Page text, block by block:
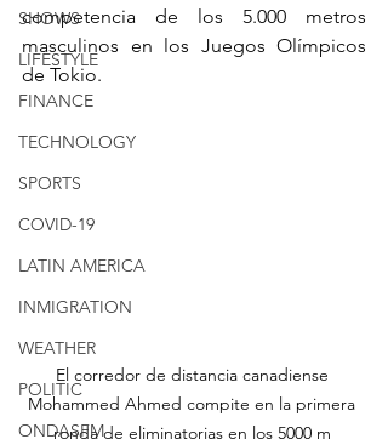
SHOWS
LIFESTYLE
FINANCE
TECHNOLOGY
SPORTS
COVID-19
LATIN AMERICA
INMIGRATION
WEATHER
POLITIC
ONDASFM
competencia de los 5.000 metros
masculinos en los Juegos Olímpicos
de Tokio.
El corredor de distancia canadiense
Mohammed Ahmed compite en la primera
ronda de eliminatorias en los 5000 m